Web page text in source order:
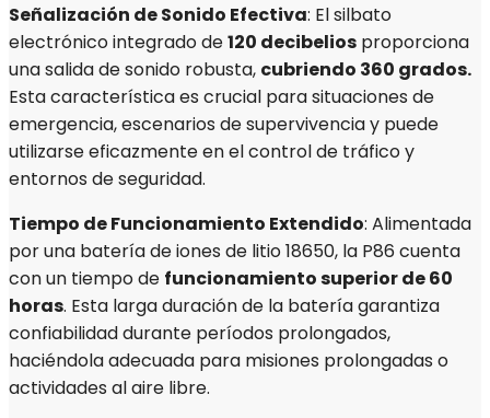
Señalización de Sonido Efectiva: El silbato
electrónico integrado de120 decibelios proporciona
una salida de sonido robusta, cubriendo 360 grados.
Esta característica es crucial para situaciones de
emergencia, escenarios de supervivencia y puede
utilizarse eficazmente en el control de tráfico y
entornos de seguridad.
Tiempo de Funcionamiento Extendido: Alimentada
por una batería de iones de litio 18650, la P86 cuenta
con un tiempo de funcionamiento superior de 60
horas. Esta larga duración de la batería garantiza
confiabilidad durante períodos prolongados,
haciéndola adecuada para misiones prolongadas o
actividades al aire libre.